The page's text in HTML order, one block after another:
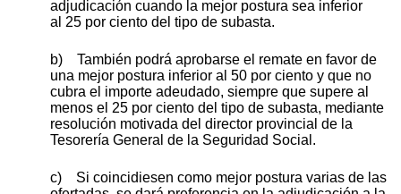
adjudicación cuando la mejor postura sea inferior
al 25 por ciento del tipo de subasta.
b) También podrá aprobarse el remate en favor de
una mejor postura inferior al 50 por ciento y que no
cubra el importe adeudado, siempre que supere al
menos el 25 por ciento del tipo de subasta, mediante
resolución motivada del director provincial de la
Tesorería General de la Seguridad Social.
c) Si coincidiesen como mejor postura varias de las